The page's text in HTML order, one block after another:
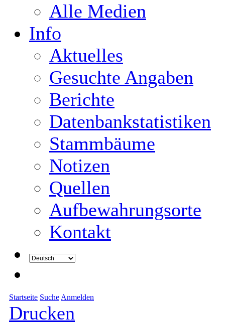
Alle Medien
Info
Aktuelles
Gesuchte Angaben
Berichte
Datenbankstatistiken
Stammbäume
Notizen
Quellen
Aufbewahrungsorte
Kontakt
Startseite Suche Anmelden
Drucken